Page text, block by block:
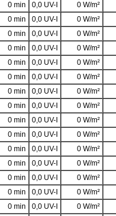
0 min 0,0 UV-I 0 W/m²
0 min 0,0 UV-I 0 W/m²
0 min 0,0 UV-I 0 W/m²
0 min 0,0 UV-I 0 W/m²
0 min 0,0 UV-I 0 W/m²
0 min 0,0 UV-I 0 W/m²
0 min 0,0 UV-I 0 W/m²
0 min 0,0 UV-I 0 W/m²
0 min 0,0 UV-I 0 W/m²
0 min 0,0 UV-I 0 W/m²
0 min 0,0 UV-I 0 W/m²
0 min 0,0 UV-I 0 W/m²
0 min 0,0 UV-I 0 W/m²
0 min 0,0 UV-I 0 W/m²
0 min 0,0 UV-I 0 W/m²